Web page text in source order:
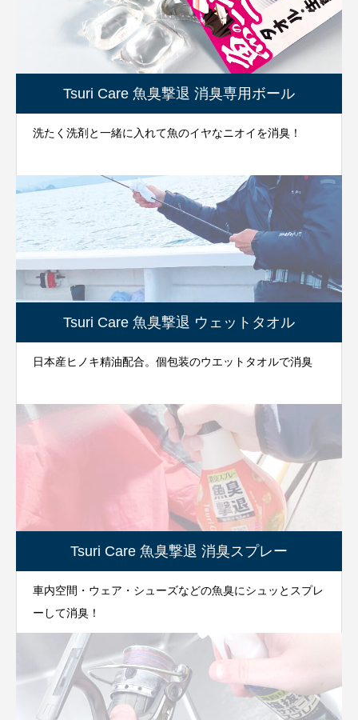
Tsuri Care 魚臭撃退 消臭専用ボール
洗たく洗剤と一緒に入れて魚のイヤなニオイを消臭！
Tsuri Care 魚臭撃退 ウェットタオル
日本産ヒノキ精油配合。個包装のウエットタオルで消臭
Tsuri Care 魚臭撃退 消臭スプレー
車内空間・ウェア・シューズなどの魚臭にシュッとスプレ
ーして消臭！